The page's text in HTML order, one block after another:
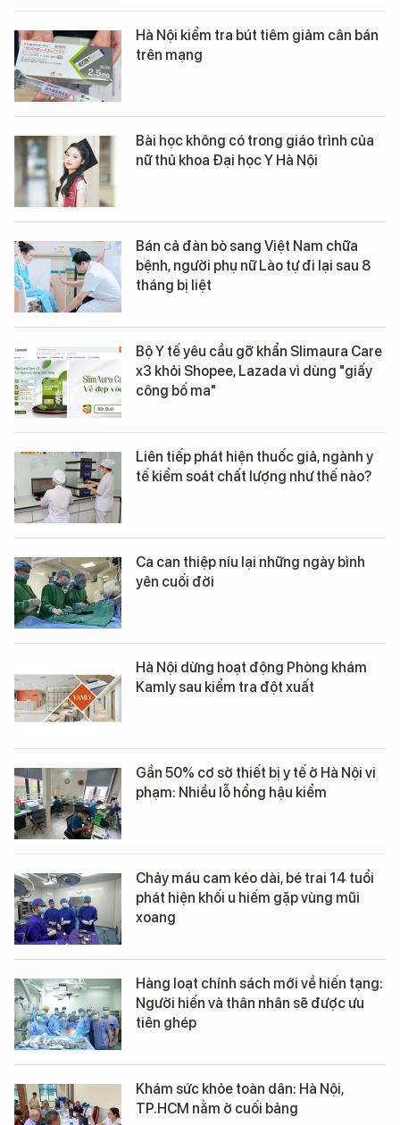
Hà Nội kiểm tra bút tiêm giảm cân bán
trên mạng
Bài học không có trong giáo trình của
nữ thủ khoa Đại học Y Hà Nội
Bán cả đàn bò sang Việt Nam chữa
bệnh, người phụ nữ Lào tự đi lại sau 8
tháng bị liệt
Bộ Y tế yêu cầu gỡ khẩn Slimaura Care
x3 khỏi Shopee, Lazada vì dùng "giấy
công bố ma"
Liên tiếp phát hiện thuốc giả, ngành y
tế kiểm soát chất lượng như thế nào?
Ca can thiệp níu lại những ngày bình
yên cuối đời
Hà Nội dừng hoạt động Phòng khám
Kamly sau kiểm tra đột xuất
Gần 50% cơ sở thiết bị y tế ở Hà Nội vi
phạm: Nhiều lỗ hổng hậu kiểm
Chảy máu cam kéo dài, bé trai 14 tuổi
phát hiện khối u hiếm gặp vùng mũi
xoang
Hàng loạt chính sách mới về hiến tạng:
Người hiến và thân nhân sẽ được ưu
tiên ghép
Khám sức khỏe toàn dân: Hà Nội,
TP.HCM nằm ở cuối bảng